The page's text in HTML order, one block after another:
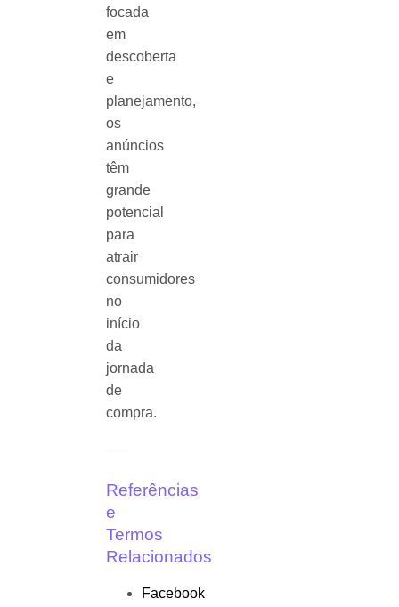
focada
em
descoberta
e
planejamento,
os
anúncios
têm
grande
potencial
para
atrair
consumidores
no
início
da
jornada
de
compra.
Referências
e
Termos
Relacionados
Facebook